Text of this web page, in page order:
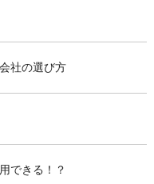
社の選び方
できる！？